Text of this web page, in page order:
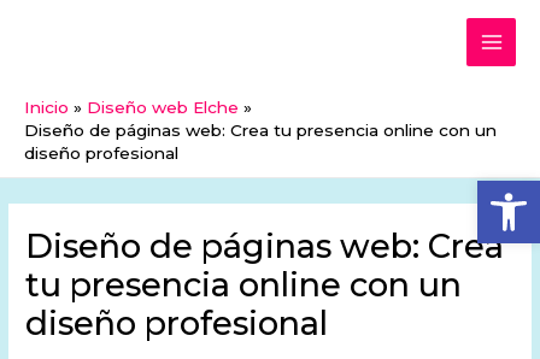
Inicio
Diseño web Elche
Diseño de páginas web: Crea tu presencia online con un
diseño profesional
Diseño de páginas web: Crea
tu presencia online con un
diseño profesional